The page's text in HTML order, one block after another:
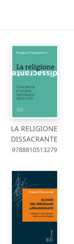
LA RELIGIONE
DISSACRANTE
9788810513279